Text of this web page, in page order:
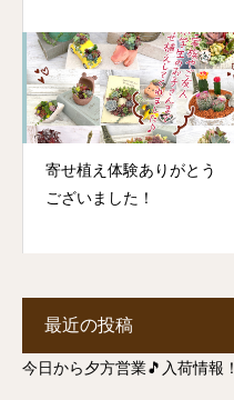
寄せ植え体験ありがとう
ございました！
最近の投稿
今日から夕方営業🎵入荷情報！